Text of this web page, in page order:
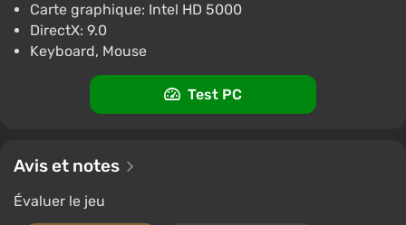
Carte graphique: Intel HD 5000
DirectX: 9.0
Keyboard, Mouse
Test PC
Avis et notes
Évaluer le jeu